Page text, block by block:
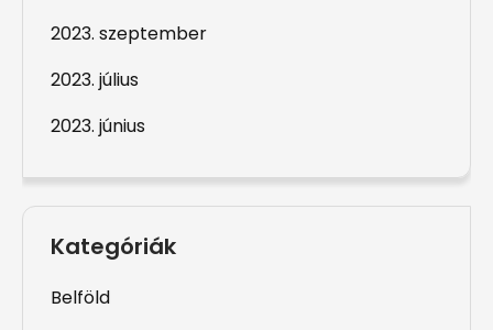
2023. szeptember
2023. július
2023. június
Kategóriák
Belföld